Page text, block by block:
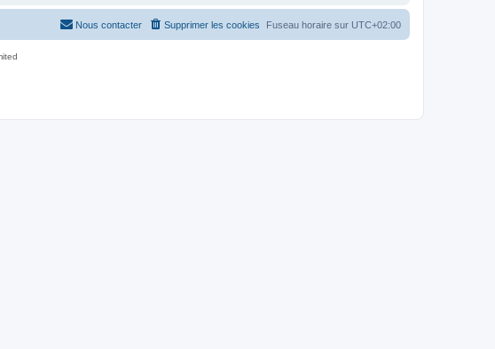
Fuseau horaire sur UTC+02:00
Supprimer les cookies
Nous contacter